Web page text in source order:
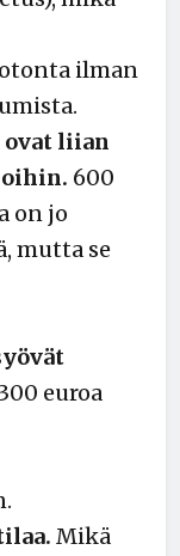
ilman
ovat liian
600
on jo
mutta se
euroa
Mikä